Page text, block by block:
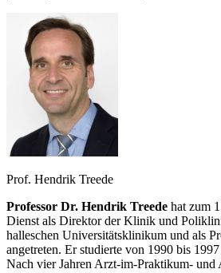
Prof. Hendrik Treede
Professor Dr. Hendrik Treede hat zum
Dienst als Direktor der Klinik und
halleschen Universitätsklinikum und als
angetreten. Er studierte von 1990 bis
Nach vier Jahren Arzt-im-Praktikum- und